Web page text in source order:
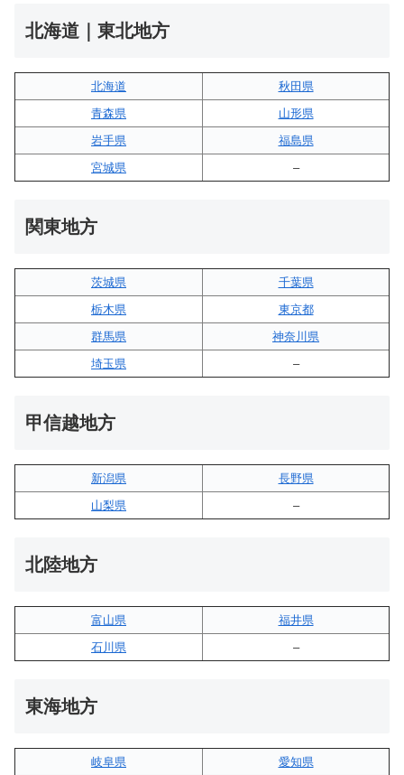
北海道｜東北地方
北海道
秋田県
青森県
山形県
岩手県
福島県
宮城県
–
関東地方
茨城県
千葉県
栃木県
東京都
群馬県
神奈川県
埼玉県
–
甲信越地方
新潟県
長野県
山梨県
–
北陸地方
富山県
福井県
石川県
–
東海地方
岐阜県
愛知県